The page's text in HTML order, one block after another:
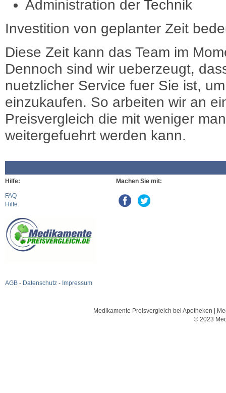
Administration der Technik
Investition von geplanter Zeit
Diese Zeit kann das Team im
Dennoch sind wir ueberzeugt,
nuetzlicher Service fuer Sie ist,
einzukaufen. So arbeiten wir an
Preisvergleich die mit weniger
weitergefuehrt werden kann.
Hilfe:
FAQ
Hilfe
AGB - Datenschutz - Impressum
Machen Sie mit:
Medikamente Preisvergleich bei Apotheken |
© 2023